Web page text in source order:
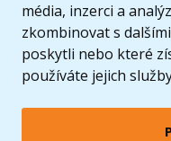
média, inzerci a
zkombinovat s
poskytli nebo které
používáte jejich